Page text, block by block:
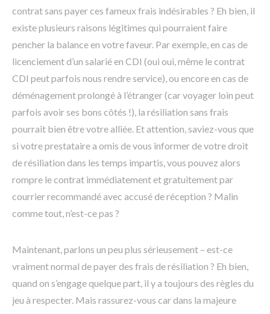
contrat sans payer ces fameux frais indésirables ? Eh bien, il
existe plusieurs raisons légitimes qui pourraient faire
pencher la balance en votre faveur. Par exemple, en cas de
licenciement d’un salarié en CDI (oui oui, même le contrat
CDI peut parfois nous rendre service), ou encore en cas de
déménagement prolongé à l’étranger (car voyager loin peut
parfois avoir ses bons côtés !), la résiliation sans frais
pourrait bien être votre alliée. Et attention, saviez-vous que
si votre prestataire a omis de vous informer de votre droit
de résiliation dans les temps impartis, vous pouvez alors
rompre le contrat immédiatement et gratuitement par
courrier recommandé avec accusé de réception ? Malin
comme tout, n’est-ce pas ?
Maintenant, parlons un peu plus sérieusement – est-ce
vraiment normal de payer des frais de résiliation ? Eh bien,
quand on s’engage quelque part, il y a toujours des règles du
jeu à respecter. Mais rassurez-vous car dans la majeure